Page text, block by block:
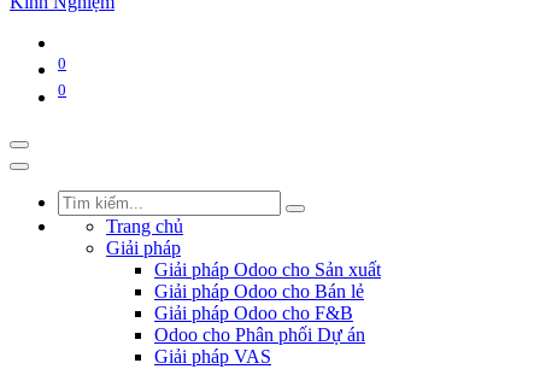
0
0
Trang chủ
Giải pháp
Giải pháp Odoo cho Sản xuất
Giải pháp Odoo cho Bán lẻ
Giải pháp Odoo cho F&B
Odoo cho Phân phối Dự án
Giải pháp VAS